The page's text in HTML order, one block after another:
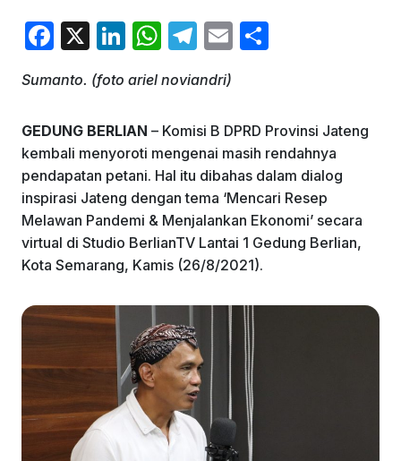
F
c
e
b
o
o
k
X
Li
k
e
dI
n
W
at
s
A
p
p
T
e
gr
a
m
E
l
e
Sumanto. (foto ariel noviandri)
GEDUNG BERLIAN – Komisi B DPRD Provinsi Jateng
kembali menyoroti mengenai masih rendahnya
pendapatan petani. Hal itu dibahas dalam dialog
inspirasi Jateng dengan tema ‘Mencari Resep
Melawan Pandemi & Menjalankan Ekonomi’ secara
virtual di Studio BerlianTV Lantai 1 Gedung Berlian,
Kota Semarang, Kamis (26/8/2021).